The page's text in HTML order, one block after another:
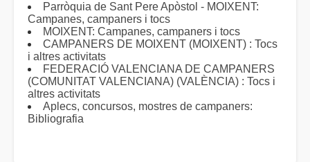
Parròquia de Sant Pere Apòstol - MOIXENT:
Campanes, campaners i tocs
MOIXENT: Campanes, campaners i tocs
CAMPANERS DE MOIXENT (MOIXENT) : Tocs
i altres activitats
FEDERACIÓ VALENCIANA DE CAMPANERS
(COMUNITAT VALENCIANA) (VALÈNCIA) : Tocs i
altres activitats
Aplecs, concursos, mostres de campaners:
Bibliografia